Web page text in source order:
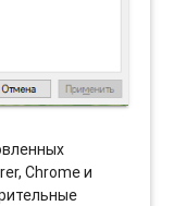
Chrome и